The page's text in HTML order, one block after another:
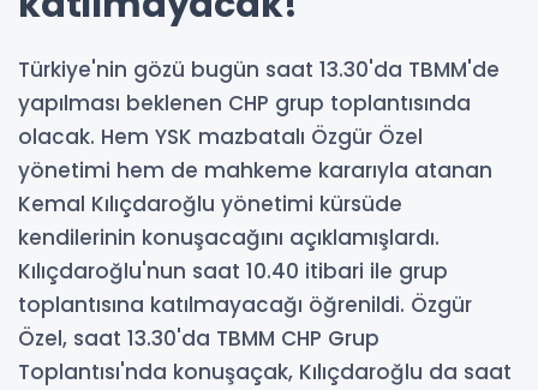
Türkiye'nin gözü bugün saat 13.30'da TBMM'de
yapılması beklenen CHP grup toplantısında
olacak. Hem YSK mazbatalı Özgür Özel
yönetimi hem de mahkeme kararıyla atanan
Kemal Kılıçdaroğlu yönetimi kürsüde
kendilerinin konuşacağını açıklamışlardı.
Kılıçdaroğlu'nun saat 10.40 itibari ile grup
toplantısına katılmayacağı öğrenildi. Özgür
Özel, saat 13.30'da TBMM CHP Grup
Toplantısı'nda konuşaçak, Kılıçdaroğlu da saat